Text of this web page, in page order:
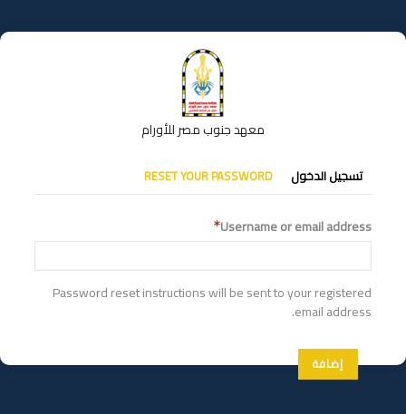
إلى
المحتوى
معهد جنوب مصر للأورام
التبويبات
الأساسية
تسجيل الدخول RESET YOUR PASSWORD
Username or email address
Password reset instructions will be sent to your registered
email address.